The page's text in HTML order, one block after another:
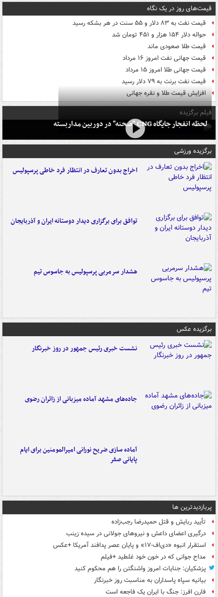
قیمت‌های روز در یک نگاه
قیمت نفت به ۸۳ دلار و ۵۵ سنت در هر بشکه رسید
حواله دلار ۱۵۴ هزار و ۴۵۱ تومان شد
قیمت طلا صعودی ماند
قیمت جهانی نفت امروز ۱۶ مرداد
قیمت جهانی طلا امروز ۱۵ مرداد
قیمت نفت برنت به ۷۹ دلار رسید
افزایش قیمت طلا و نقره جهانی
فیلم برگزیده
لحظه انفجار جایگاه CNG "صحنه" در دوربین مداربسته
برگزیده ورزشی
اخراج بدون تعارف در انتظار فرد خاطی پرسپولیس
توافق برای برگزاری دیدار دوستانه ایران و آذربایجان
هشدار سرمربی پرسپولیس به جاسوس تیم
برگزیده عکس
نشست خبری رئیس جمهور در روز خبرنگار
جاده‌های مشهد آماده میزبانی از زائران رضوی
آماده سازی ضریح نورانی امیرالمومنین برای ایام
پایانی صفر
پربازدیدترین ها
تأیید ربایش و قتل حمیدرضا رجب‌زاده
درگیری اعضای داعش و نیروهای جولانی در سیده زینب
استقرار انبوه «دی‌اف‑۱۷» و پایان عصر پدافند آمریکا +عکس
مداح جوانی که در خون خود غلطید +فیلم
پزشکیان: جنایات امروز واشنگتن را هم محکوم کنید
بیانیه سپاه پاسداران به مناسبت روز خبرنگار
فارن افرز: جنگ با ایران یک فاجعه است